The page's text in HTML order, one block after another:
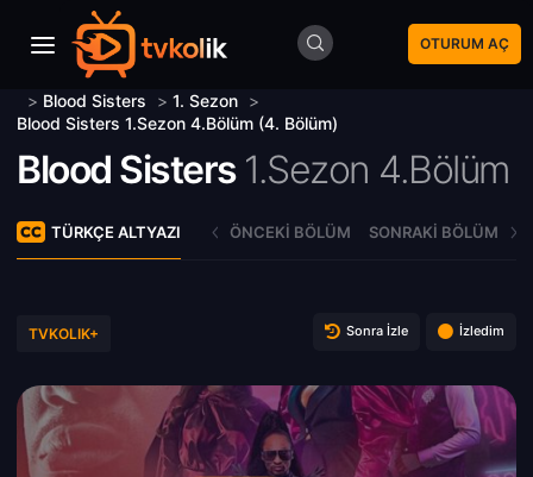
OTURUM AÇ
> Blood Sisters > 1. Sezon >
Blood Sisters 1.Sezon 4.Bölüm (4. Bölüm)
Blood Sisters 1.Sezon 4.Bölüm
TÜRKÇE ALTYAZI ÖNCEKI BÖLÜM SONRAKI BÖLÜM
TVKOLIK+ Sonra İzle İzledim